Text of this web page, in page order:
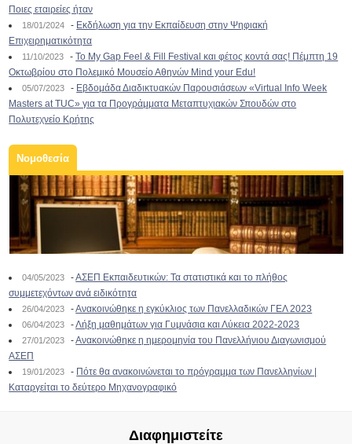
Ποιες εταιρείες ήταν
18/01/2024 - Εκδήλωση για την Εκπαίδευση στην Ψηφιακή
Επιχειρηματικότητα
11/10/2023 -To My Gap Feel & Fill Festival και φέτος κοντά σας! Πέμπτη 19
Οκτωβρίου στο Πολεμικό Μουσείο Αθηνών Mind your Edu!
05/07/2023 - Εβδομάδα Διαδικτυακών Παρουσιάσεων «Virtual Info Week
Masters at TUC» για τα Προγράμματα Μεταπτυχιακών Σπουδών στο
Πολυτεχνείο Κρήτης
Νομοθεσία
04/05/2023 -ΑΣΕΠ Εκπαιδευτικών: Τα στατιστικά και το πλήθος
συμμετεχόντων ανά ειδικότητα
26/04/2023 -Ανακοινώθηκε η εγκύκλιος των Πανελλαδικών ΓΕΛ 2023
06/04/2023 -Λήξη μαθημάτων για Γυμνάσια και Λύκεια 2022-2023
27/01/2023 -Ανακοινώθηκε η ημερομηνία του Πανελλήνιου Διαγωνισμού
ΑΣΕΠ
19/01/2023 - Πότε θα ανακοινώνεται το πρόγραμμα των Πανελληνίων |
Καταργείται το δεύτερο Μηχανογραφικό
Διαφημιστείτε